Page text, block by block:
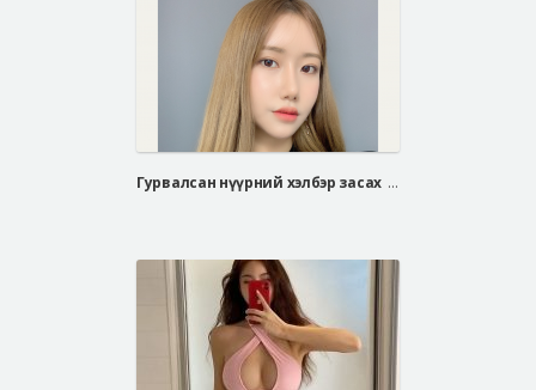
Гурвалсан нүүрний хэлбэр засах мэс засал, хамрын мэс засал